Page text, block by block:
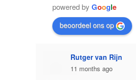
powered by Google
beoordeel ons op
Ron Leezer
11 months ago